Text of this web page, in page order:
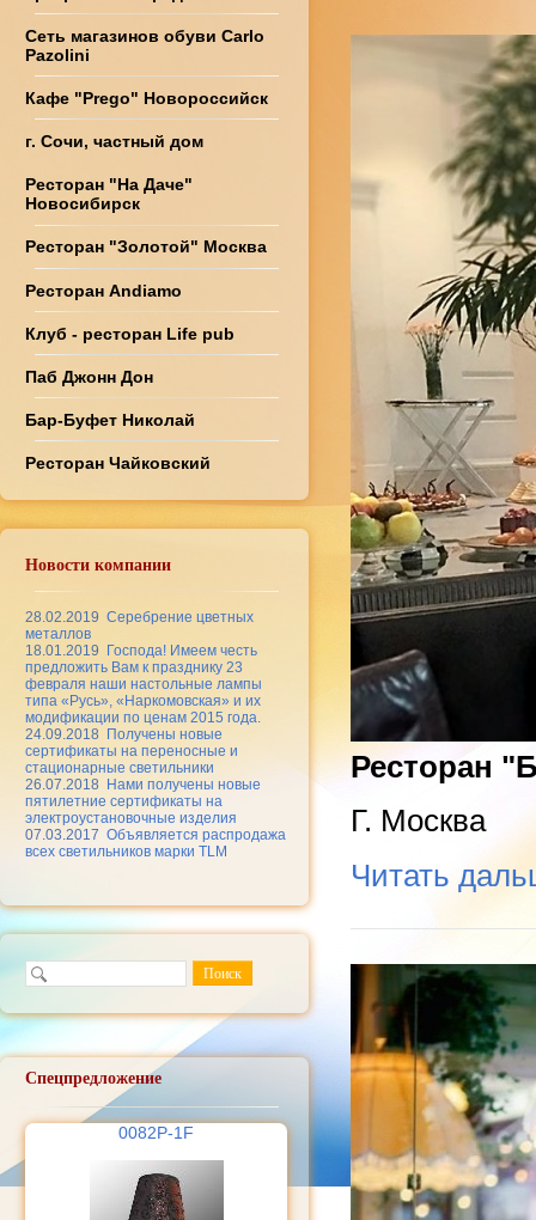
Сеть магазинов обуви Carlo
Pazolini
Кафе "Prego" Новороссийск
г. Сочи, частный дом
Ресторан "На Даче"
Новосибирск
Ресторан "Золотой" Москва
Ресторан Andiamo
Клуб - ресторан Life pub
Паб Джонн Дон
Бар-Буфет Николай
Ресторан Чайковский
Новости компании
28.02.2019 Серебрение цветных
металлов
18.01.2019
Господа! Имеем честь
предложить Вам к празднику 23
февраля наши настольные лампы
типа «Русь», «Наркомовская» и их
модификации по ценам 2015 года.
24.09.2018
Получены новые
сертификаты на переносные и
стационарные светильники
26.07.2018
Нами получены новые
пятилетние сертификаты на
электроустановочные изделия
07.03.2017 Объявляется распродажа
всех светильников марки TLM
Спецпредложение
0082P-1F
Ресторан
Г. Москва
Читать